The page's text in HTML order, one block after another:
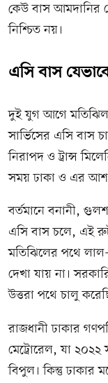
কেউ বাস আমদানির
নিশ্চিত নয়।
এসি বাস
দুই যুগ আগে মতিঝিল
সার্ভিসের এসি বাস
নিরাপদ ও ট্রান্স
সময় ঢাকা ও এর
বর্তমানে বনানী,
এসি বাস চলে, এই
মতিঝিলের পথে
দেখা যায় না।
উত্তরা পথে চালু
রাজধানী ঢাকার
মেট্রোরেল, যা ২০২২
বিপুল। কিন্তু ঢাকার